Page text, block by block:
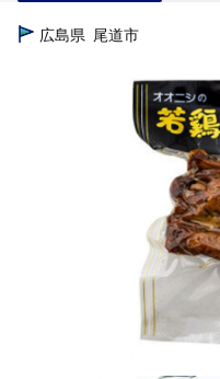
TOP
広島県 尾道市